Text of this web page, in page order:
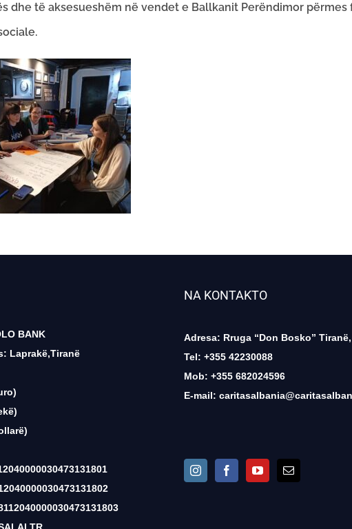
dhe të aksesueshëm në vendet e Ballkanit Perëndimor
BANK
Laprakë,Tiranë
NA KONTAKTO
Adresa: Rruga “Don Bosko”
Tel: +355 42230088
Mob: +355 682024596
E-mail: